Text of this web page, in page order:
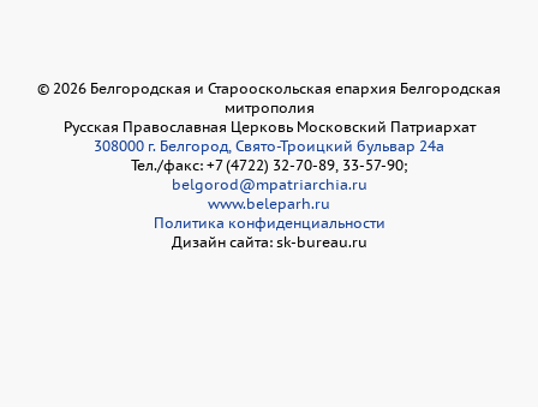
© 2026 Белгородская и Старооскольская епархия Белгородская
митрополия
Русская Православная Церковь Московский Патриархат
308000 г. Белгород, Свято-Троицкий бульвар 24а
Тел./факс: +7 (4722) 32-70-89, 33-57-90;
belgorod@mpatriarchia.ru
www.beleparh.ru
Политика конфиденциальности
Дизайн сайта: sk-bureau.ru